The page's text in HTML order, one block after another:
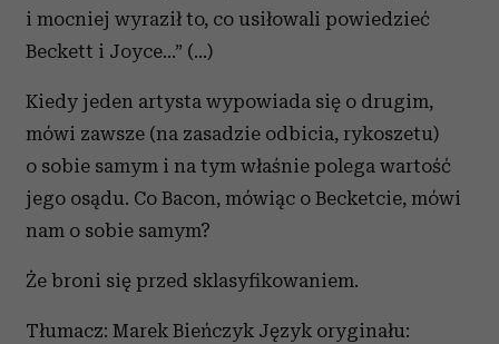
i mocniej wyraził to, co usiłowali powiedzieć
Beckett i Joyce...” (…)
Kiedy jeden artysta wypowiada się o drugim,
mówi zawsze (na zasadzie odbicia, rykoszetu)
o sobie samym i na tym właśnie polega wartość
jego osądu. Co Bacon, mówiąc o Becketcie, mówi
nam o sobie samym?
Że broni się przed sklasyfikowaniem.
Tłumacz: Marek Bieńczyk Język oryginału: